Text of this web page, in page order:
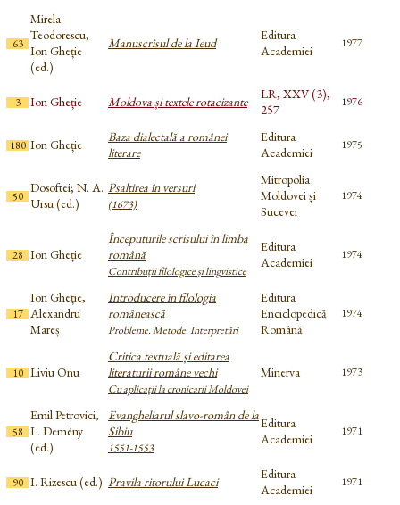
63
Mirela
Teodorescu,
Ion Gheție
(ed.)
Manuscrisul de la Ieud
Editura
Academiei
1977
3 Ion Gheție Moldova și textele rotacizante
LR, XXV (3),
257
1976
180 Ion Gheție
Baza dialectală a românei
literare
Editura
Academiei
1975
50
Dosoftei; N. A.
Ursu (ed.)
Psaltirea în versuri
(1673)
Mitropolia
Moldovei și
Sucevei
1974
28 Ion Gheție
Începuturile scrisului în limba
română
Contribuții filologice și lingvistice
Editura
Academiei
1974
17
Ion Gheție,
Alexandru
Mareș
Introducere în filologia
românească
Probleme. Metode. Interpretări
Editura
Enciclopedică
Română
1974
10 Liviu Onu
Critica textuală și editarea
literaturii române vechi
Cu aplicații la cronicarii Moldovei
Minerva 1973
58
Emil Petrovici,
L. Demény
(ed.)
Evangheliarul slavo-român de la
Sibiu
1551-1553
Editura
Academiei
1971
90 I. Rizescu (ed.) Pravila ritorului Lucaci
Editura
Academiei
1971